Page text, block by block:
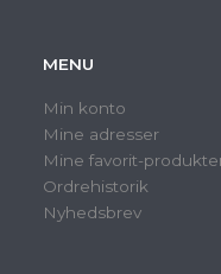
MENU
Min konto
Mine adresser
Mine favorit-
Ordrehistorik
Nyhedsbrev